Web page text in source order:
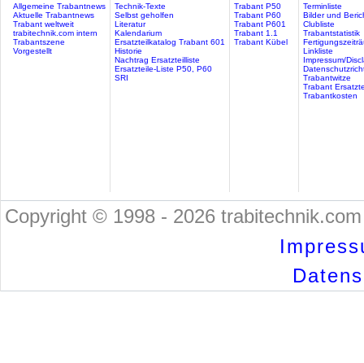
Allgemeine Trabantnews
Aktuelle Trabantnews
Trabant weltweit
trabitechnik.com intern
Trabantszene
Vorgestellt
Technik-Texte
Selbst geholfen
Literatur
Kalendarium
Ersatzteilkatalog Trabant 601
Historie
Nachtrag Ersatzteilliste
Ersatzteile-Liste P50, P60
SRI
Trabant P50
Trabant P60
Trabant P601
Trabant 1.1
Trabant Kübel
Terminliste
Bilder und
Clubliste
Trabantstatistik
Linkliste
Impressum/
Trabantwitze
Trabant
Trabantkosten
Copyright © 1998 - 2026